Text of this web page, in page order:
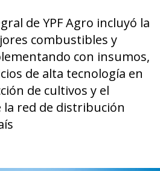
de YPF Agro incluyó la
combustibles y
con insumos,
de alta tecnología en
de cultivos y el
red de distribución